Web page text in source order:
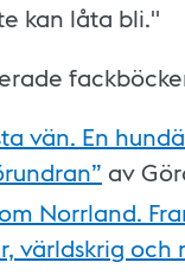
kan låta bli."
vän. En
av
Norrland.
världskrig och